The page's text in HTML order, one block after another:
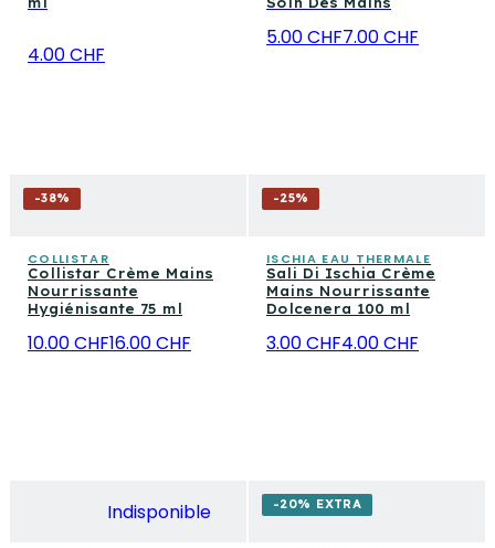
4.00 CHF
5.00 CHF7.00 CHF
-38%
COLLISTAR
Collistar Crème Mains
Nourrissante
Hygiénisante 75 ml
10.00 CHF16.00 CHF
-25%
ISCHIA EAU THERMALE
Sali Di Ischia Crème
Mains Nourrissante
Dolcenera 100 ml
3.00 CHF4.00 CHF
Indisponible -20% EXTRA